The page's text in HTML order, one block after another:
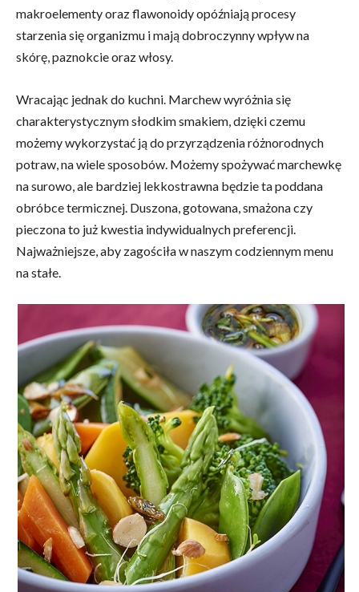
makroelementy oraz flawonoidy opóźniają procesy
starzenia się organizmu i mają dobroczynny wpływ na
skórę, paznokcie oraz włosy.
Wracając jednak do kuchni. Marchew wyróżnia się
charakterystycznym słodkim smakiem, dzięki czemu
możemy wykorzystać ją do przyrządzenia różnorodnych
potraw, na wiele sposobów. Możemy spożywać marchewkę
na surowo, ale bardziej lekkostrawna będzie ta poddana
obróbce termicznej. Duszona, gotowana, smażona czy
pieczona to już kwestia indywidualnych preferencji.
Najważniejsze, aby zagościła w naszym codziennym menu
na stałe.